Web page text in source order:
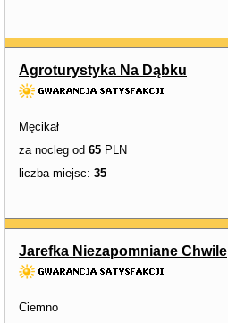
Agroturystyka Na Dąbku
Męcikał
za nocleg od 65 PLN
liczba miejsc: 35
Jarefka Niezapomniane Chwile
Ciemno